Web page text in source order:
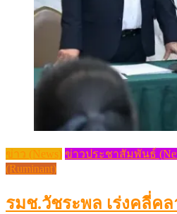
ข่าว (News) ข่าวประชาสัมพันธ์
(Ruminant)
รมช.วัชระพล เร่งคลี่ค